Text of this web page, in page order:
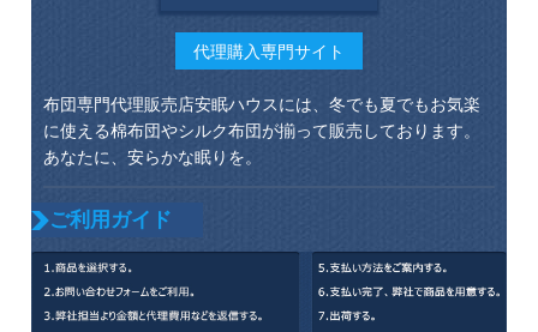
代理購入専門サイト
布団専門代理販売店安眠ハウスには、冬でも夏でもお気楽
に使える棉布団やシルク布団が揃って販売しております。
あなたに、安らかな眠りを。
ご利用ガイド